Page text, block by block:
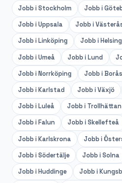
Jobb iStockholm Jobb i
Jobb iUppsala Jobb i
Jobb iLinköping Jobb i
Jobb iUmeå Jobb iLund
Jobb iNorrköping Jobb iBorås
Jobb iKarlstad Jobb iVäxjö
Jobb iLuleå Jobb i Trollhättan
Jobb iFalun Jobb iSkellefteå
Jobb iKarlskrona Jobb i
Jobb iSödertälje Jobb iSolna
Jobb iHuddinge Jobb i